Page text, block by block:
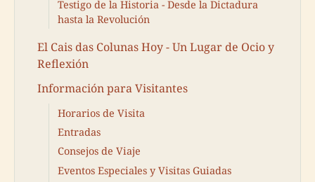
Testigo de la Historia - Desde la Dictadura
hasta la Revolución
El Cais das Colunas Hoy - Un Lugar de Ocio y
Reflexión
Información para Visitantes
Horarios de Visita
Entradas
Consejos de Viaje
Eventos Especiales y Visitas Guiadas